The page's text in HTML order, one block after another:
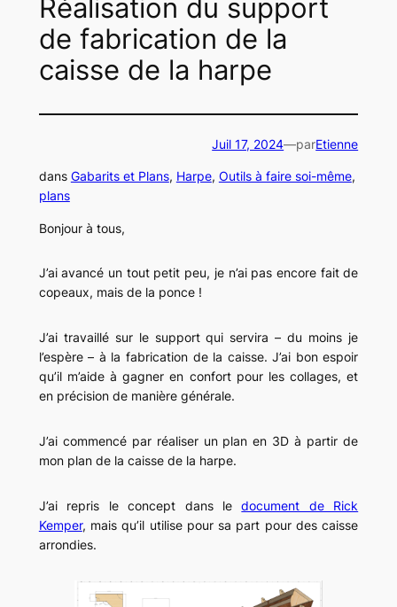
Réalisation du support
de fabrication de la
caisse de la harpe
Juil 17, 2024—parEtienne
dans Gabarits et Plans, Harpe, Outils à faire soi-même
plans
Bonjour à tous,
J’ai avancé un tout petit peu, je n’ai pas encore fait de
copeaux, mais de la ponce !
J’ai travaillé sur le support qui servira – du moins je
l’espère – à la fabrication de la caisse. J’ai bon espoir
qu’il m’aide à gagner en confort pour les collages, et
en précision de manière générale.
J’ai commencé par réaliser un plan en 3D à partir de
mon plan de la caisse de la harpe.
J’ai repris le concept dans ledocument de Rick
Kemper, mais qu’il utilise pour sa part pour des caisse
arrondies.